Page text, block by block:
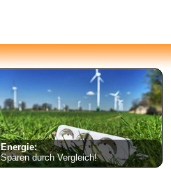
Energie:
Sparen durch Vergleich!